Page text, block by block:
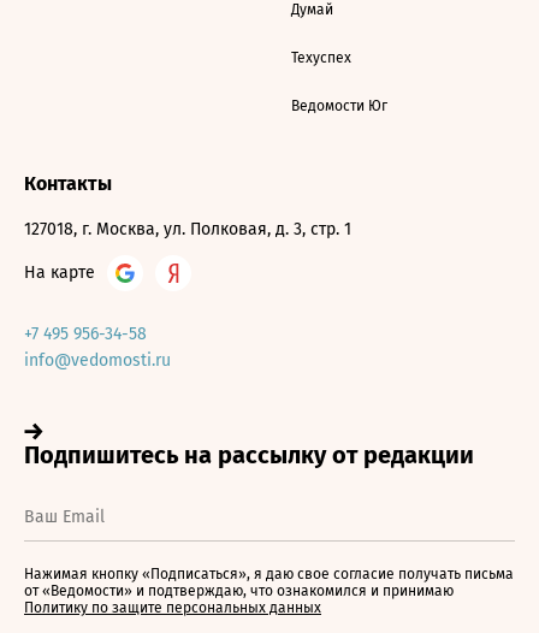
Думай
Техуспех
Ведомости Юг
Контакты
127018, г. Москва, ул. Полковая, д. 3, стр. 1
На карте
+7 495 956-34-58
info@vedomosti.ru
Нажимая кнопку «Подписаться», я даю свое согласие получать письма
от «Ведомости» и подтверждаю, что ознакомился и принимаю
Политику по защите персональных данных